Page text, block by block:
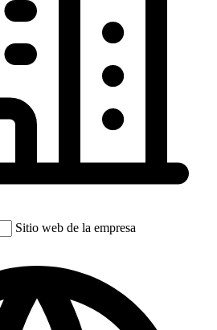
Sitio web de la empresa